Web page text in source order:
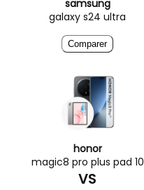
samsung
galaxy s24 ultra
Comparer
honor
magic8 pro plus pad 10
VS